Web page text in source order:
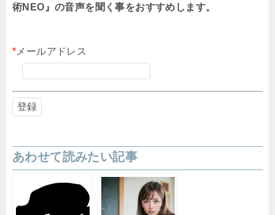
術NEO』の音声を聞く事をおすすめします。
* メールアドレス
あわせて読みたい記事